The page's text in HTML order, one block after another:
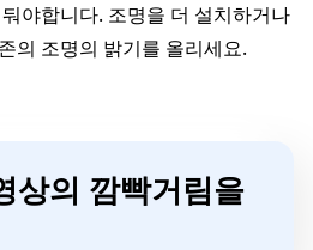
야합니다. 조명을 더 설치하거나
의 조명의 밝기를 올리세요.
상의 깜빡거림을